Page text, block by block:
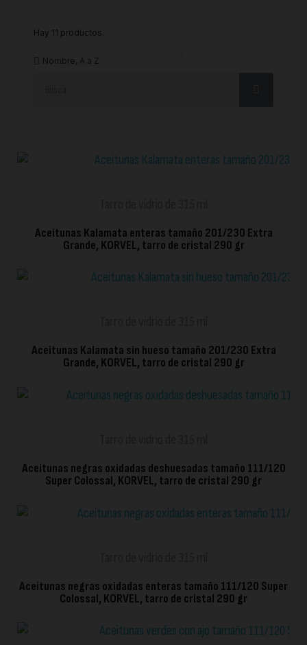
Hay 11 productos.
VISTA RÁPIDA
Aceitunas Kalamata enteras tamaño 201/230 Extra
Grande, KORVEL, tarro de cristal 290 gr
VISTA RÁPIDA
Aceitunas Kalamata sin hueso tamaño 201/230 Extra
Grande, KORVEL, tarro de cristal 290 gr
VISTA RÁPIDA
Aceitunas negras oxidadas deshuesadas tamaño 111/120
Super Colossal, KORVEL, tarro de cristal 290 gr
VISTA RÁPIDA
Aceitunas negras oxidadas enteras tamaño 111/120 Super
Colossal, KORVEL, tarro de cristal 290 gr
VISTA RÁPIDA